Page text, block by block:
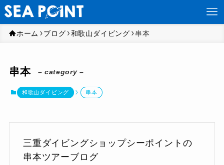
ホーム ブログ 和歌山ダイビング 串本
串本 – category –
和歌山ダイビング 串本
三重ダイビングショップシーポイントの
串本ツアーブログ